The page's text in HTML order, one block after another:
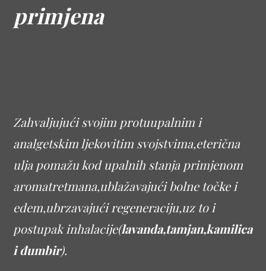
primjena
Zahvaljujući svojim protuupalnim i
analgetskim ljekovitim svojstvima,eterična
ulja pomažu kod upalnih stanja primjenom
aromatretmana,ublažavajući bolne točke i
edem,ubrzavajući regeneraciju,uz to i
postupak inhalacije(lavanda,tamjan,kamilica
i đumbir).